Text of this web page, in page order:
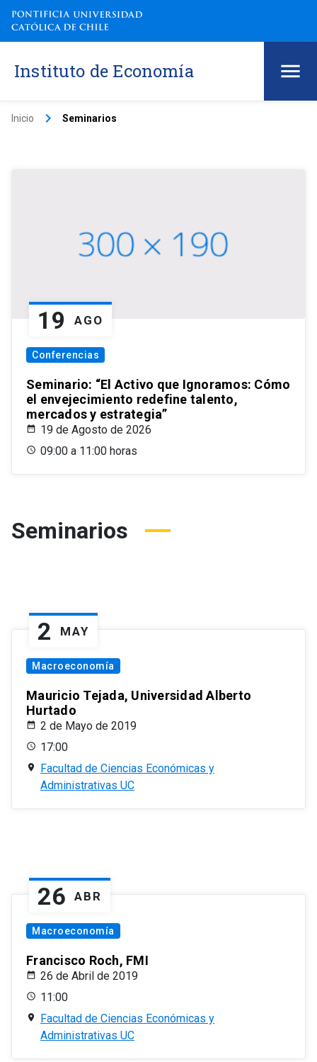
Instituto de Economía
Inicio keyboard_arrow_right Seminarios
19 AGO
Conferencias
Seminario: “El Activo que Ignoramos: Cómo
el envejecimiento redefine talento,
mercados y estrategia”
19 de Agosto de 2026
09:00 a 11:00 horas
Seminarios
2 MAY
Macroeconomía
Mauricio Tejada, Universidad Alberto
Hurtado
2 de Mayo de 2019
17:00
Facultad de Ciencias Económicas y
Administrativas UC
26 ABR
Macroeconomía
Francisco Roch, FMI
26 de Abril de 2019
11:00
Facultad de Ciencias Económicas y
Administrativas UC